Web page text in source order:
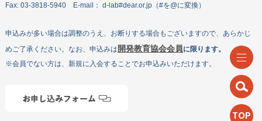
Fax: 03-3818-5940 E-mail： d-lab#dear.or.jp（#を@に変換）
申込みが多い場合は調整のうえ、お断りする場合もございますので、あらかじ
めご了承ください。なお、申込みは 開発教育協会会員に限ります。
※会員でない方は、新規に入会することでお申込みいただけます。
TOP